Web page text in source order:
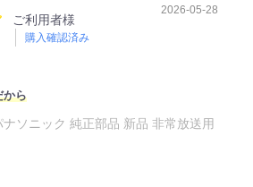
ご利用者様
購入確認済み
2026-05-28
から
ソニック 純正部品 新品 非常放送用